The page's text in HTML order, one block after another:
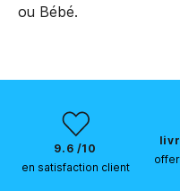
ou Bébé.
9.6 /10
en satisfaction client